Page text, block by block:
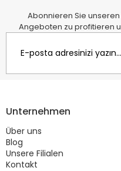
Abonnieren Sie
Angeboten zu profitieren
Unternehmen
Über uns
Blog
Unsere Filialen
Kontakt